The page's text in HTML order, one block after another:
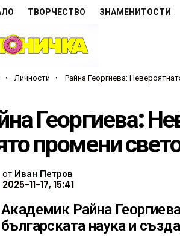
ТВОРЧЕСТВО ЗНАМЕНИТОСТИ
Личности Райна Георгиева: Невероятната българка, която промени
Георгиева:
промени
от Иван Петров
2025-11-17, 15:41
Академик Райна
българската наука и